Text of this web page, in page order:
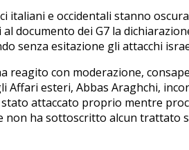
italiani e occidentali stanno
documento dei G7 la
senza esitazione gli attacchi
reagito con moderazione,
Affari esteri, Abbas Araghchi,
stato attaccato proprio mentre
non ha sottoscritto alcun trattato